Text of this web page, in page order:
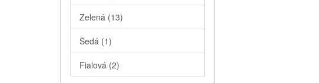
Zelená (13)
Šedá (1)
Fialová (2)